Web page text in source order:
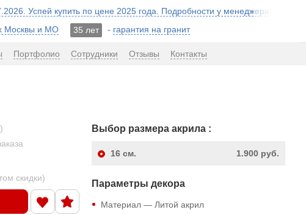
Успей купить по цене 2025 года. Подробности у менеджера!
Москвы и МО 35 лет - гарантия на гранит
Портфолио Сотрудники Отзывы Контакты
скидки)
Выбор размера акрила :
1.900 руб.
16см.
Параметры декора
Материал — Литой акрил